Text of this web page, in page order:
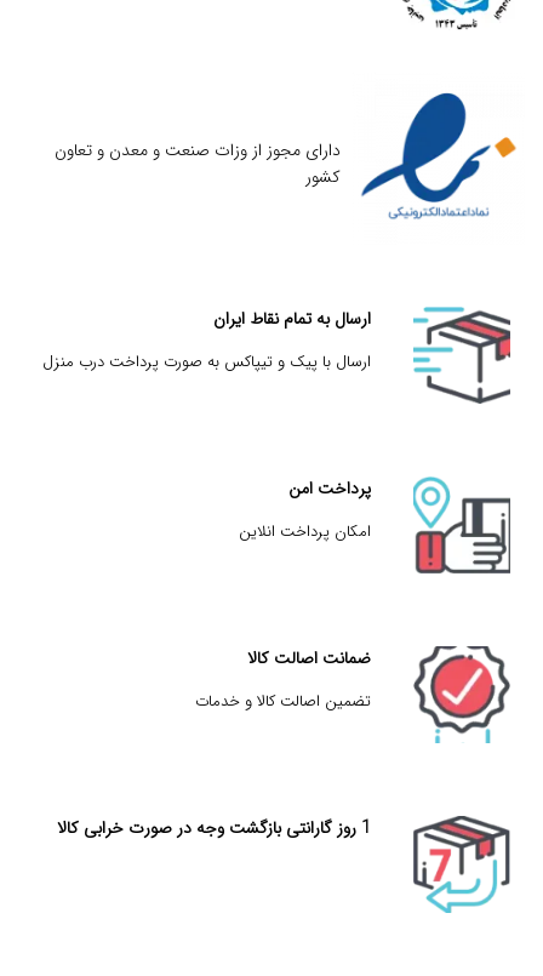
دارای مجوز از وزات صنعت و معدن و تعاون
کشور
ارسال به تمام نقاط ایران
ارسال با پیک و تیپاکس به صورت پرداخت درب منزل
پرداخت امن
امکان پرداخت انلاین
ضمانت اصالت کالا
تضمین اصالت کالا و خدمات
1 روز گارانتی بازگشت وجه در صورت خرابی کالا